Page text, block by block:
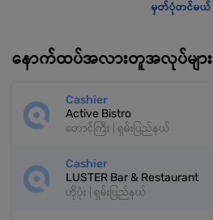
မှတ်ပုံတင်မယ်
နောက်ထပ်အလားတူအလုပ်များ
Cashier
Active Bistro
တောင်ကြီး | ရှမ်းပြည်နယ်
Cashier
LUSTER Bar & Restaurant
ဟိုပုံး | ရှမ်းပြည်နယ်